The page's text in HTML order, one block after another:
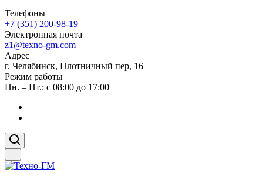
Телефоны
+7 (351) 200-98-19
Электронная почта
z1@texno-gm.com
Адрес
г. Челябинск, Плотничный пер, 16
Режим работы
Пн. – Пт.: с 08:00 до 17:00